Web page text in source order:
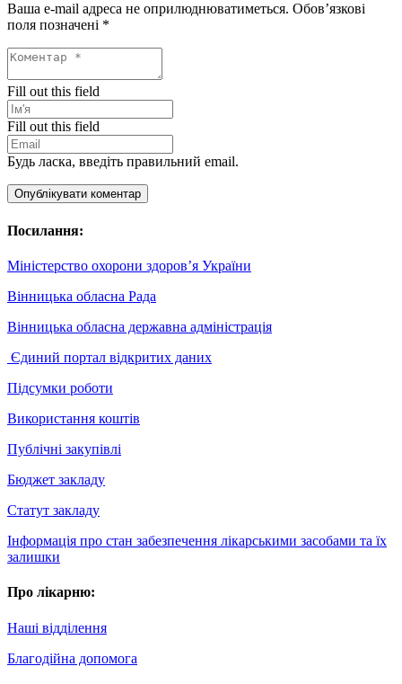
Ваша e-mail адреса не оприлюднюватиметься. Обов’язкові
поля позначені *
Fill out this field
Fill out this field
Будь ласка, введіть правильний email.
Опублікувати коментар
Посилання:
Міністерство охорони здоров’я України
Вінницька обласна Рада
Вінницька обласна державна адміністрація
Єдиний портал відкритих даних
Підсумки роботи
Використання коштів
Публічні закупівлі
Бюджет закладу
Статут закладу
Інформація про стан забезпечення лікарськими засобами та їх
залишки
Про лікарню:
Наші відділення
Благодійна допомога